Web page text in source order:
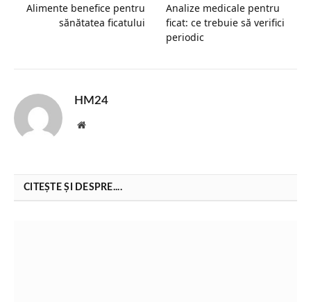
Alimente benefice pentru
sănătatea ficatului
Analize medicale pentru
ficat: ce trebuie să verifici
periodic
HM24
Website
CITEȘTE ȘI DESPRE....